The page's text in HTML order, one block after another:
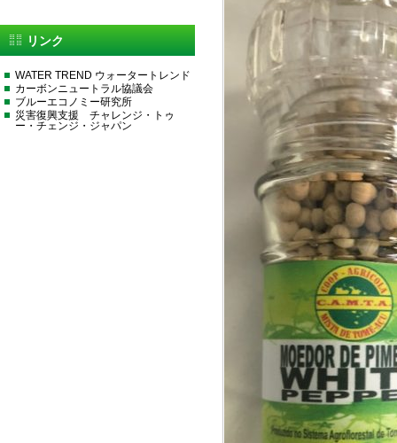
リンク
WATER TREND ウォータートレンド
カーボンニュートラル協議会
ブルーエコノミー研究所
災害復興支援 チャレンジ・トゥ
ー・チェンジ・ジャパン